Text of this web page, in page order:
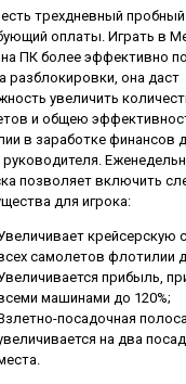
трехдневный пробный
оплаты. Играть в
ПК более эффективно
разблокировки, она даст
увеличить
и общею
в заработке финансов
руководителя.
позволяет включить
для игрока:
крейсерскую
самолетов флотилии
прибыль,
машинами до 120%;
посадочная полоса
на два